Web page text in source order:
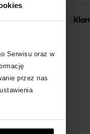
Serwisu oraz w
przez nas